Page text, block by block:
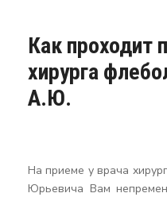
Как проходит
хирурга
А.Ю.
На приеме у врача
Юрьевича Вам